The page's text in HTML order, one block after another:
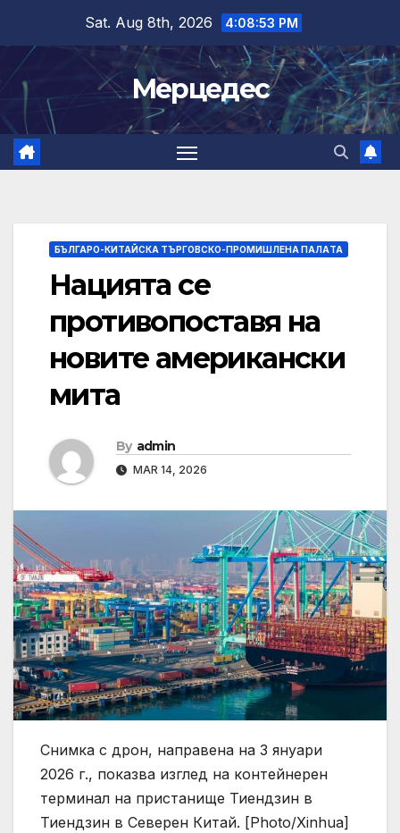
content
Sat. Aug 8th, 2026 4:08:54 PM
Мерцедес
БЪЛГАРО-КИТАЙСКА ТЪРГОВСКО-ПРОМИШЛЕНА ПАЛAТА
Нацията се
противопоставя на
новите американски
мита
By admin
MAR 14, 2026
Снимка с дрон, направена на 3 януари
2026 г., показва изглед на контейнерен
терминал на пристанище Тиендзин в
Тиендзин в Северен Китай. [Photo/Xinhua]